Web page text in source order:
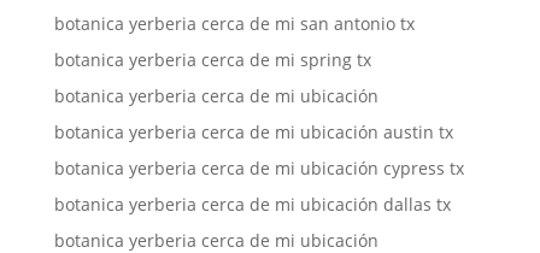
botanica yerberia cerca de mi san antonio tx
botanica yerberia cerca de mi spring tx
botanica yerberia cerca de mi ubicación
botanica yerberia cerca de mi ubicación austin tx
botanica yerberia cerca de mi ubicación cypress tx
botanica yerberia cerca de mi ubicación dallas tx
botanica yerberia cerca de mi ubicación